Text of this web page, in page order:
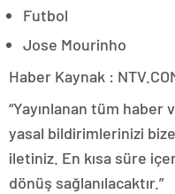
Futbol
Jose Mourinho
Haber Kaynak :
“Yayınlanan tüm
yasal bildirimlerinizi
iletiniz. En kısa süre
dönüş sağlanılacaktır.”